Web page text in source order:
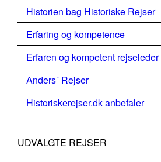
Historien bag Historiske Rejser
Erfaring og kompetence
Erfaren og kompetent rejseleder
Anders´ Rejser
Historiskerejser.dk anbefaler
UDVALGTE REJSER